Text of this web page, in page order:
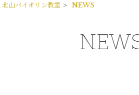
北山バイオリン教室 > NEWS